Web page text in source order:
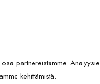
partnereistamme.
kehittämistä.